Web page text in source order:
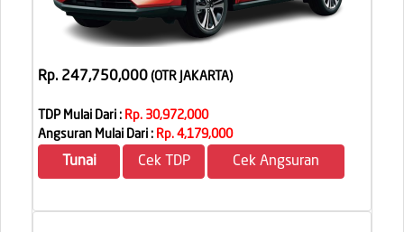
Rp. 247,750,000 (OTR JAKARTA)
TDP Mulai Dari : Rp. 30,972,000
Angsuran Mulai Dari : Rp. 4,179,000
Tunai Cek TDP Cek Angsuran